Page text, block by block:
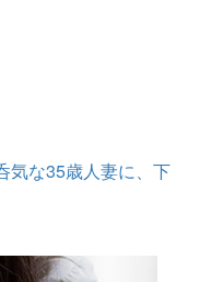
気な35歳人妻に、下